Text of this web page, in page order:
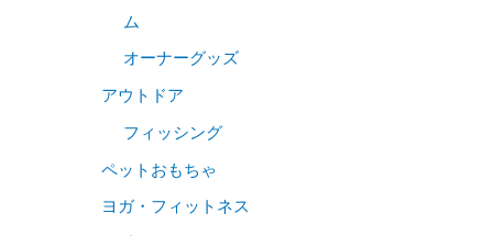
ム
オーナーグッズ
アウトドア
フィッシング
ペットおもちゃ
ヨガ・フィットネス